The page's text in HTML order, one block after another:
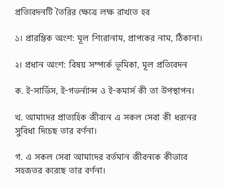
প্রতিবেদনটি তৈরির ক্ষেত্রে লক্ষ রাখতে হব
১। প্রারম্ভিক অংশ: মূল শিরােনাম, প্রাপকের নাম, ঠিকানা।
২। প্রধান অংশ: বিষয় সম্পর্কে ভূমিকা, মূল প্রতিবেদন
ক. ই-সার্ভিস, ই-গভর্ন্যান্স ও ই-কমার্স কী তা উপস্থাপন।
খ. আমাদের প্রাত্যহিক জীবনে এ সকল সেবা কী ধরনের
সুবিধা দিচেছ তার বর্ণনা।
গ. এ সকল সেবা আমাদের বর্তমান জীবনকে কীভাবে
সহজতর করেছে তার বর্ণনা।